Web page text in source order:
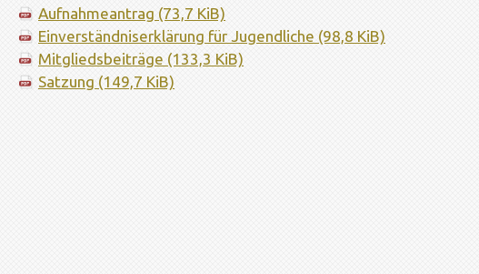
Aufnahmeantrag (73,7 KiB)
Einverständniserklärung für Jugendliche (98,8 KiB)
Mitgliedsbeiträge (133,3 KiB)
Satzung (149,7 KiB)